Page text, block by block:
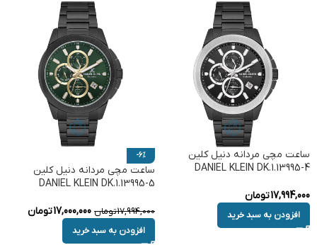
ساعت مچی مردانه دنیل کلین
DANIEL KLEIN DK.1.13995-4
17,994,000تومان
افزودن به سبد خرید
-6%
ساعت مچی مردانه دنیل کلین
DANIEL KLEIN DK.1.13995-5
17,994,000تومان 17,000,000تومان
افزودن به سبد خرید